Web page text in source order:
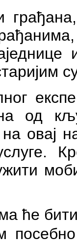
од
овај
ће